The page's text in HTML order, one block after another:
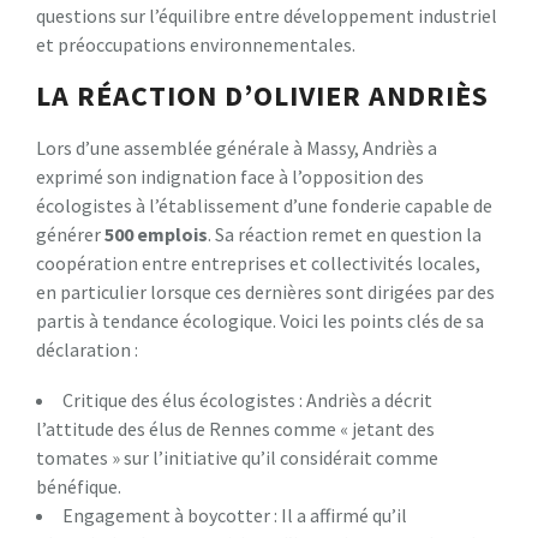
questions sur l’équilibre entre développement industriel
et préoccupations environnementales.
LA RÉACTION D’OLIVIER ANDRIÈS
Lors d’une assemblée générale à Massy, Andriès a
exprimé son indignation face à l’opposition des
écologistes à l’établissement d’une fonderie capable de
générer500 emplois. Sa réaction remet en question la
coopération entre entreprises et collectivités locales,
en particulier lorsque ces dernières sont dirigées par des
partis à tendance écologique. Voici les points clés de sa
déclaration :
Critique des élus écologistes : Andriès a décrit
l’attitude des élus de Rennes comme « jetant des
tomates » sur l’initiative qu’il considérait comme
bénéfique.
Engagement à boycotter : Il a affirmé qu’il